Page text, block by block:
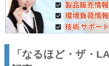
「なるほど・ザ・